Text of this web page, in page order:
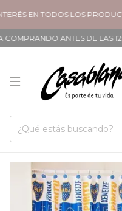
TODOS LOS PRODUCTOS
ANTES DE LAS 12:00HS